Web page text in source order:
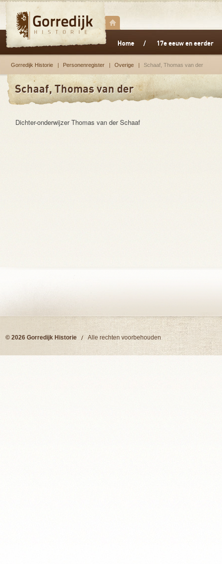
Home 17e eeuw en eerder
Gorredijk Historie Personenregister Overige Schaaf, Thomas van der
Schaaf, Thomas van der
Dichter-onderwijzer Thomas van der Schaaf
© 2026 Gorredijk Historie Alle rechten voorbehouden